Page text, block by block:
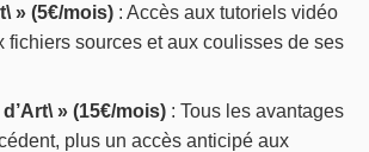
» (5€/mois) : Accès aux tutoriels vidéo
fichiers sources et aux coulisses de ses
» (15€/mois) : Tous les avantages
plus un accès anticipé aux